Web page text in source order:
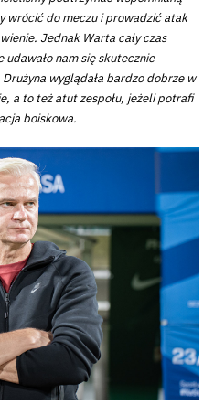
wrócić do meczu i prowadzić atak
Jednak Warta cały czas
udawało nam się skutecznie
wyglądała bardzo dobrze w
a to też atut zespołu, jeżeli potrafi
boiskowa.